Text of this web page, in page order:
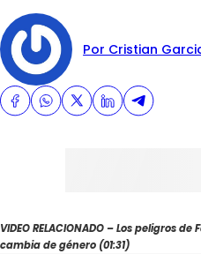
Por Cristian
VIDEO RELACIONADO – Los peligros
cambia de género (01:31)